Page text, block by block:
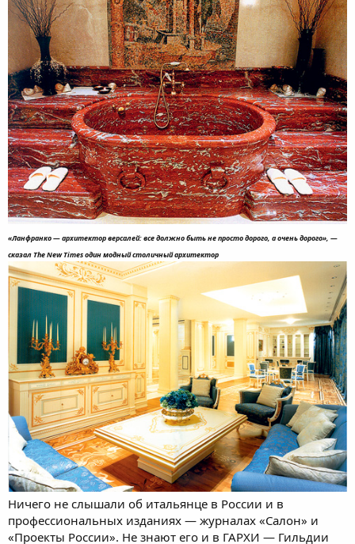
«Ланфранко — архитектор версалей: все должно быть не просто дорого, а очень дорого», —
сказал The New Times один модный столичный архитектор
Ничего не слышали об итальянце в России и в
профессиональных изданиях — журналах «Салон» и
«Проекты России». Не знают его и в ГАРХИ — Гильдии